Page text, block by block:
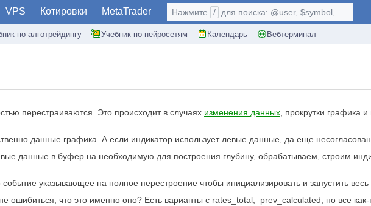
VPS Котировки MetaTrader
по алготрейдингу Учебник по нейросетям Календарь Вебтерминал
Нажмите / для поиска: @user, $symbol, ...
перестраиваются. Это происходит в случаях изменения данных, прокрутки графика
данные графика. А если индикатор использует левые данные, да еще
данные в буфер на необходимую для построения глубину, обрабатываем, строим
указывающее на полное перестроение чтобы инициализировать и запустить
ошибиться, что это именно оно? Есть варианты с rates_total, prev_calculated, но все как-